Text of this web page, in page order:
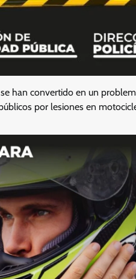
han convertido en un
por lesiones en